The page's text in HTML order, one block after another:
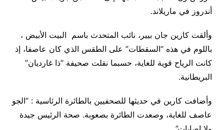
أندروز في ماريلاند.
وألقت كارين جان بيير، نائب المتحدث باسم البيت الأبيض ،
باللوم في هذه “السقطات” على الطقس الذي كان عاصفا، إذ
كانت الرياح قوية للغاية، حسبما نقلت صحيفة “ذا غارديان”
البريطانية.
وأضافت كارين في حديثها للصحفيين بالطائرة الرئاسية : “الجو
عاصف للغاية، وصعدت الطائرة بصعوبة. صحة الرئيس جيدة